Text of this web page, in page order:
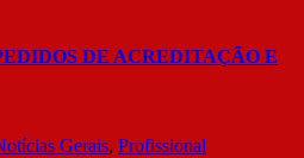
DE ACREDITAÇÃO E
Gerais, Profissional